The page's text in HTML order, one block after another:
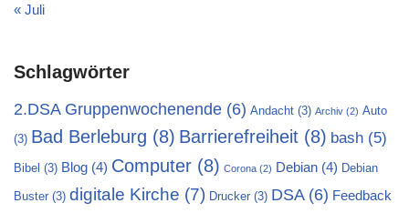
« Juli
Schlagwörter
2.DSA Gruppenwochenende (6) Andacht (3) Archiv (2) Auto
(3) Bad Berleburg (8) Barrierefreiheit (8) bash (5)
Bibel (3) Blog (4) Computer (8) Corona (2) Debian (4) Debian
Buster (3) digitale Kirche (7) Drucker (3) DSA(6) Feedback